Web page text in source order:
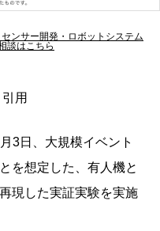
ンサー開発・ロボットシステム
談はこちら
用
3日、大規模イベント
を想定した、有人機と
現した実証実験を実施